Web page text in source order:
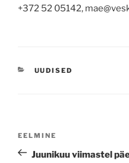
+372 52 05142,
CATEGORIES
UUDISED
Previous
Post
EELMINE
Juunikuu viimastel